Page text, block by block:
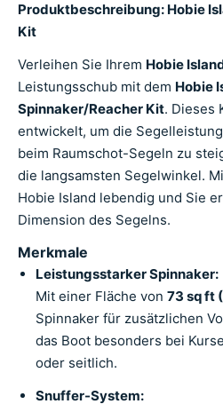
Produktbeschreibung: Hobie
Kit
Verleihen Sie Ihrem Hobie
Leistungsschub mit dem Hobie
Spinnaker/Reacher Kit. Dieses
entwickelt, um die
beim Raumschot-Segeln zu
die langsamsten Segelwinkel.
Hobie Island lebendig und Sie
Dimension des Segelns.
Merkmale
Leistungsstarker Spinnaker:
Mit einer Fläche von 73 sq ft
Spinnaker für zusätzlichen
das Boot besonders bei
oder seitlich.
Snuffer-System: